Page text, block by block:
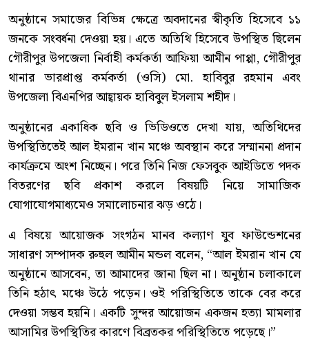
অনুষ্ঠানে সমাজের বিভিন্ন ক্ষেত্রে অবদানের স্বীকৃতি হিসেবে ১১
জনকে সংবর্ধনা দেওয়া হয়। এতে অতিথি হিসেবে উপস্থিত ছিলেন
গৌরীপুর উপজেলা নির্বাহী কর্মকর্তা আফিয়া আমীন পাপ্পা, গৌরীপুর
থানার ভারপ্রাপ্ত কর্মকর্তা (ওসি) মো. হাবিবুর রহমান এবং
উপজেলা বিএনপির আহ্বায়ক হাবিবুল ইসলাম শহীদ।
অনুষ্ঠানের একাধিক ছবি ও ভিডিওতে দেখা যায়, অতিথিদের
উপস্থিতিতেই আল ইমরান খান মঞ্চে অবস্থান করে সম্মাননা প্রদান
কার্যক্রমে অংশ নিচ্ছেন। পরে তিনি নিজ ফেসবুক আইডিতে পদক
বিতরণের ছবি প্রকাশ করলে বিষয়টি নিয়ে সামাজিক
যোগাযোগমাধ্যমেও সমালোচনার ঝড় ওঠে।
এ বিষয়ে আয়োজক সংগঠন মানব কল্যাণ যুব ফাউন্ডেশনের
সাধারণ সম্পাদক রুহুল আমীন মন্ডল বলেন, “আল ইমরান খান যে
অনুষ্ঠানে আসবেন, তা আমাদের জানা ছিল না। অনুষ্ঠান চলাকালে
তিনি হঠাৎ মঞ্চে উঠে পড়েন। ওই পরিস্থিতিতে তাকে বের করে
দেওয়া সম্ভব হয়নি। একটি সুন্দর আয়োজন একজন হত্যা মামলার
আসামির উপস্থিতির কারণে বিব্রতকর পরিস্থিতিতে পড়েছে।”